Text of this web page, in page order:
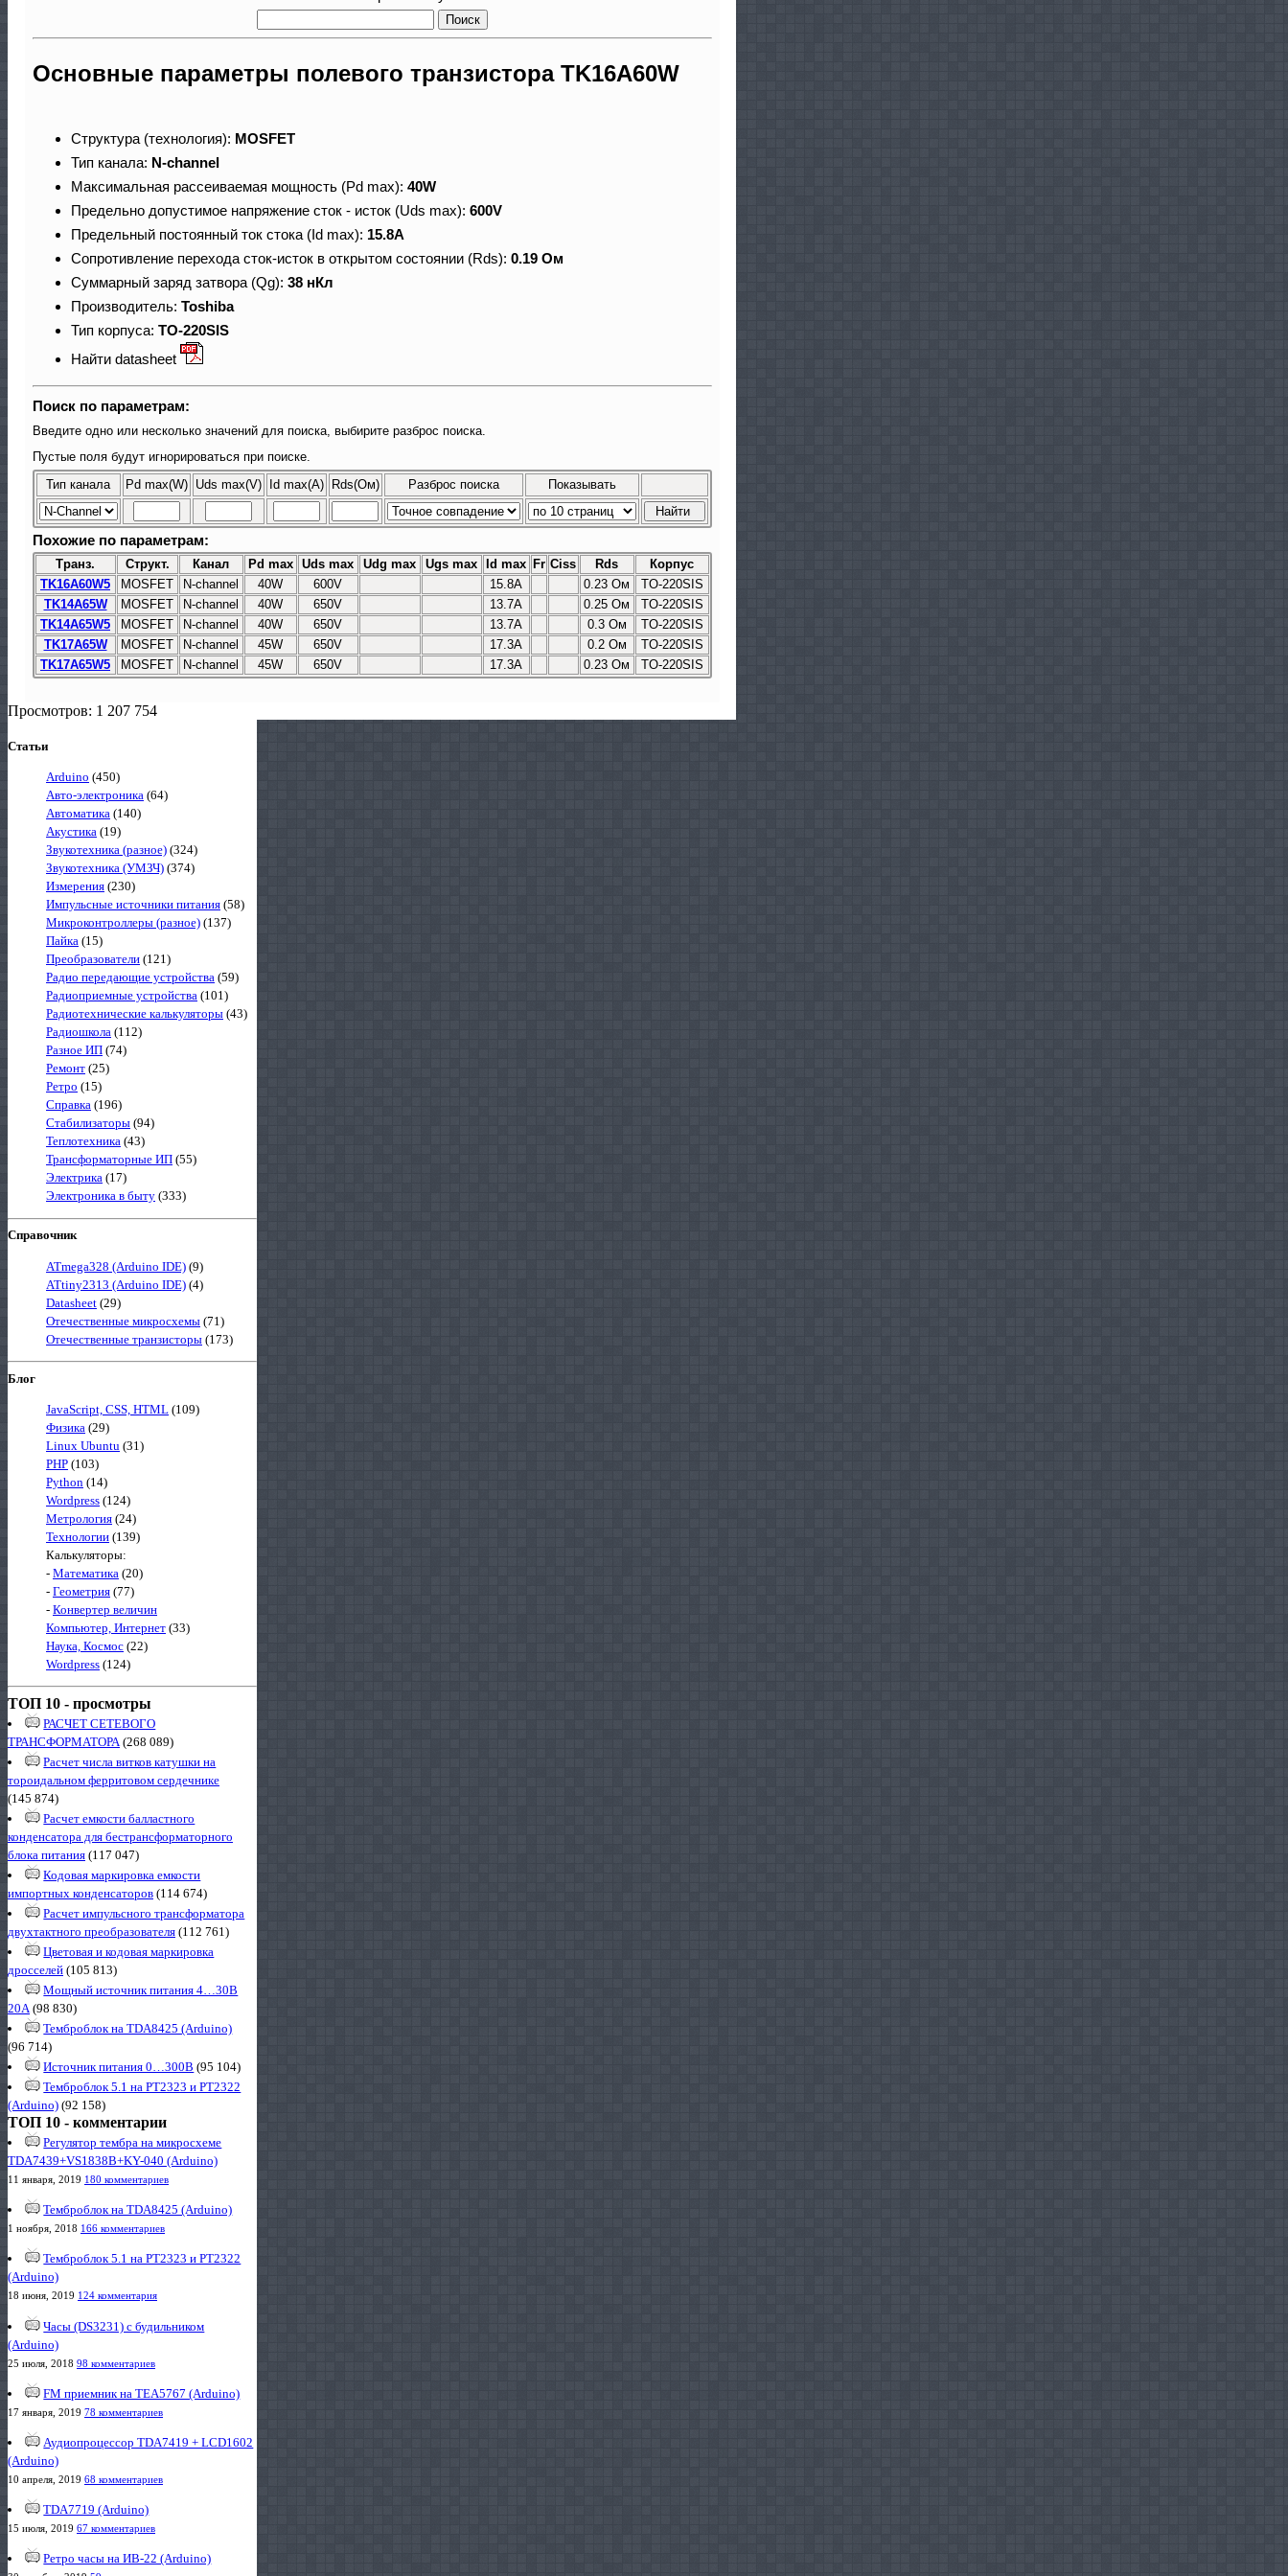
Основные параметры полевого транзистора TK16A60W
Структура (технология): MOSFET
Тип канала: N-channel
Максимальная рассеиваемая мощность (Pd max): 40W
Предельно допустимое напряжение сток - исток (Uds max): 600V
Предельный постоянный ток стока (Id max): 15.8A
Сопротивление перехода сток-исток в открытом состоянии (Rds): 0.19 Ом
Суммарный заряд затвора (Qg): 38 нКл
Производитель: Toshiba
Тип корпуса: TO-220SIS
Найти datasheet
Поиск по параметрам:
Введите одно или несколько значений для поиска, выбирите разброс поиска.
Пустые поля будут игнорироваться при поиске.
Тип канала Pd max(W) Uds max(V) Id max(A) Rds(Ом) Разброс поиска Показывать
Похожие по параметрам:
Транз. Структ. Канал Pd max Uds max Udg max Ugs max Id max Fr Сiss Rds
Корпус
TK16A60W5
MOSFET N-channel 40W 600V 15.8A 0.23 Ом
TO-220SIS
TK14A65W
MOSFET N-channel 40W 650V 13.7A 0.25 Ом
TO-220SIS
TK14A65W5
MOSFET N-channel 40W 650V 13.7A 0.3 Ом
TO-220SIS
TK17A65W
MOSFET N-channel 45W 650V 17.3A 0.2 Ом
TO-220SIS
TK17A65W5
MOSFET N-channel 45W 650V 17.3A 0.23 Ом TO-220SIS
Просмотров: 1 207 754
Статьи
Arduino (450)
Авто-электроника (64)
Автоматика (140)
Акустика (19)
Звукотехника (разное) (324)
Звукотехника (УМЗЧ) (374)
Измерения (230)
Импульсные источники питания (58)
Микроконтроллеры (разное) (137)
Пайка (15)
Преобразователи (121)
Радио передающие устройства (59)
Радиоприемные устройства (101)
Радиотехнические калькуляторы (43)
Радиошкола (112)
Разное ИП (74)
Ремонт (25)
Ретро (15)
Справка (196)
Стабилизаторы (94)
Теплотехника (43)
Трансформаторные ИП (55)
Электрика (17)
Электроника в быту (333)
Справочник
ATmega328 (Arduino IDE) (9)
ATtiny2313 (Arduino IDE) (4)
Datasheet (29)
Отечественные микросхемы (71)
Отечественные транзисторы (173)
Блог
JavaScript, CSS, HTML (109)
Физика (29)
Linux Ubuntu (31)
PHP (103)
Python (14)
Wordpress (124)
Метрология (24)
Технологии (139)
Калькуляторы:
- Математика (20)
- Геометрия (77)
- Конвертер величин
Компьютер, Интернет (33)
Наука, Космос (22)
Wordpress (124)
ТОП 10 - просмотры
РАСЧЕТ СЕТЕВОГО
ТРАНСФОРМАТОРА(268 089)
Расчет числа витков катушки на
тороидальном ферритовом сердечнике
(145 874)
Расчет емкости балластного
конденсатора для бестрансформаторного
блока питания (117 047)
Кодовая маркировка емкости
импортных конденсаторов (114 674)
Расчет импульсного трансформатора
двухтактного преобразователя (112 761)
Цветовая и кодовая маркировка
дросселей (105 813)
Мощный источник питания 4…30В
20А(98 830)
Темброблок на TDA8425 (Arduino)
(96 714)
Источник питания 0…300В (95 104)
Темброблок 5.1 на PT2323 и PT2322
(Arduino) (92 158)
ТОП 10 - комментарии
Регулятор тембра на микросхеме
TDA7439+VS1838B+KY-040 (Arduino)
11 января, 2019 180 комментариев
Темброблок на TDA8425 (Arduino)
1 ноября, 2018 166 комментариев
Темброблок 5.1 на PT2323 и PT2322
(Arduino)
18 июня, 2019 124 комментария
Часы (DS3231) с будильником
(Arduino)
25 июля, 2018 98 комментариев
FM приемник на TEA5767 (Arduino)
17 января, 2019 78 комментариев
Аудиопроцессор TDA7419 + LCD1602
(Arduino)
10 апреля, 2019 68 комментариев
TDA7719 (Arduino)
15 июля, 2019 67 комментариев
Ретро часы на ИВ-22 (Arduino)